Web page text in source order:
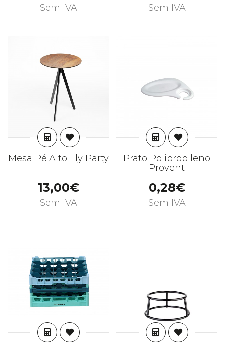
Sem IVA Sem IVA
ADICIONAR
Mesa Pé Alto Fly Party
13,00€
Sem IVA
ADICIONAR
Prato Polipropileno
Provent
0,28€
Sem IVA
ADICIONAR
ADICIONAR